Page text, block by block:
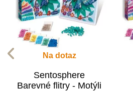
Na dotaz
Sentosphere
Barevné flitry - Motýli